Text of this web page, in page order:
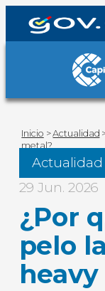
Inicio >Actualidad
metal?
Actualidad
29 Jun. 2026
¿Por
pelo